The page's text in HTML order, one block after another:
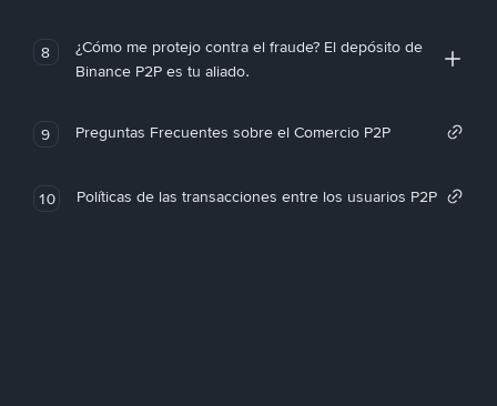
8
¿Cómo me protejo contra el fraude? El depósito de
Binance P2P es tu aliado.
9 Preguntas Frecuentes sobre el Comercio P2P
10 Políticas de las transacciones entre los usuarios P2P